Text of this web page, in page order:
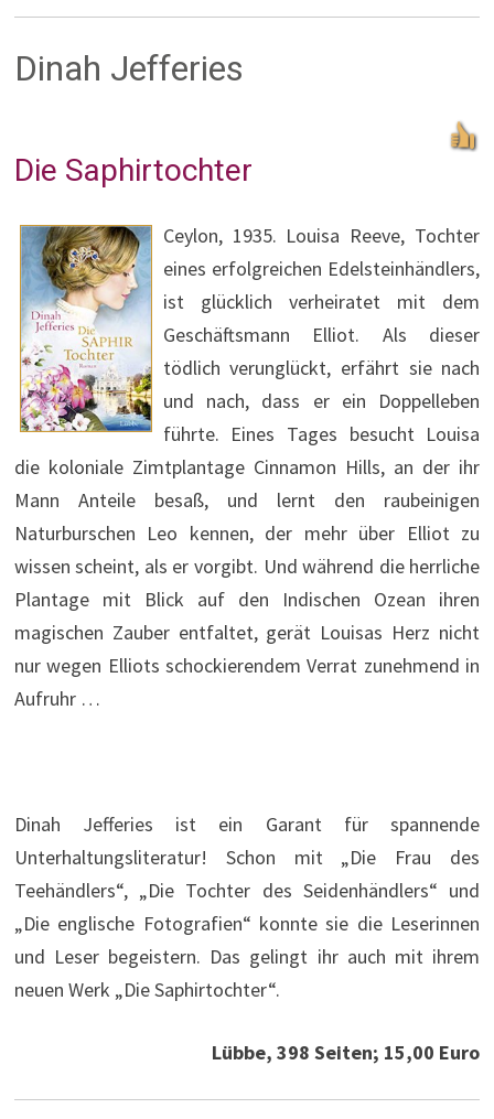
Dinah Jefferies
Die Saphirtochter
Ceylon, 1935. Louisa Reeve, Tochter
eines erfolgreichen Edelsteinhändlers,
ist glücklich verheiratet mit dem
Geschäftsmann Elliot. Als dieser
tödlich verunglückt, erfährt sie nach
und nach, dass er ein Doppelleben
führte. Eines Tages besucht Louisa
die koloniale Zimtplantage Cinnamon Hills, an der ihr
Mann Anteile besaß, und lernt den raubeinigen
Naturburschen Leo kennen, der mehr über Elliot zu
wissen scheint, als er vorgibt. Und während die herrliche
Plantage mit Blick auf den Indischen Ozean ihren
magischen Zauber entfaltet, gerät Louisas Herz nicht
nur wegen Elliots schockierendem Verrat zunehmend in
Aufruhr …
Dinah Jefferies ist ein Garant für spannende
Unterhaltungsliteratur! Schon mit „Die Frau des
Teehändlers“, „Die Tochter des Seidenhändlers“ und
„Die englische Fotografien“ konnte sie die Leserinnen
und Leser begeistern. Das gelingt ihr auch mit ihrem
neuen Werk „Die Saphirtochter“.
Lübbe, 398 Seiten; 15,00 Euro